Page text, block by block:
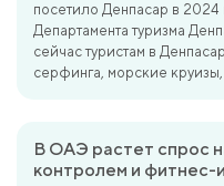
посетило Денпасар в 2024
Департамента туризма
сейчас туристам в
серфинга, морские
В ОАЭ растет спрос
контролем и фитнес-